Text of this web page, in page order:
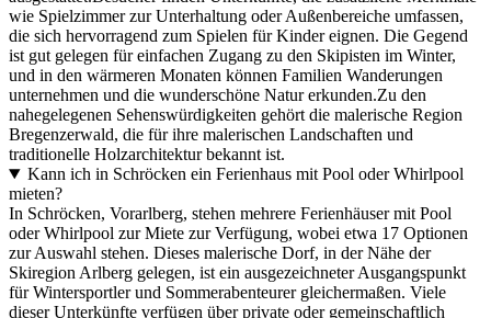
wie Spielzimmer zur Unterhaltung oder Außenbereiche umfassen,
die sich hervorragend zum Spielen für Kinder eignen. Die Gegend
ist gut gelegen für einfachen Zugang zu den Skipisten im Winter,
und in den wärmeren Monaten können Familien Wanderungen
unternehmen und die wunderschöne Natur erkunden.Zu den
nahegelegenen Sehenswürdigkeiten gehört die malerische Region
Bregenzerwald, die für ihre malerischen Landschaften und
traditionelle Holzarchitektur bekannt ist.
Kann ich in Schröcken ein Ferienhaus mit Pool oder Whirlpool
mieten?
In Schröcken, Vorarlberg, stehen mehrere Ferienhäuser mit Pool
oder Whirlpool zur Miete zur Verfügung, wobei etwa 17 Optionen
zur Auswahl stehen. Dieses malerische Dorf, in der Nähe der
Skiregion Arlberg gelegen, ist ein ausgezeichneter Ausgangspunkt
für Wintersportler und Sommerabenteurer gleichermaßen. Viele
dieser Unterkünfte verfügen über private oder gemeinschaftlich